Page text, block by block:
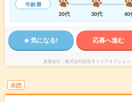
年齢層
20代
30代 40
気になる! 応募へ進む
派遣会社 株式会社綜合キャリアオプショ
未読